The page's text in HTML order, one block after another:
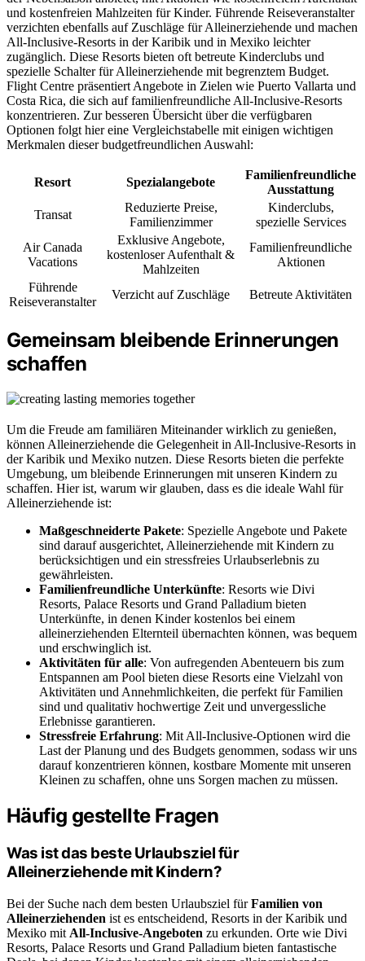
und kostenfreien Mahlzeiten für Kinder. Führende Reiseveranstalter
verzichten ebenfalls auf Zuschläge für Alleinerziehende und machen
All-Inclusive-Resorts in der Karibik und in Mexiko leichter
zugänglich. Diese Resorts bieten oft betreute Kinderclubs und
spezielle Schalter für Alleinerziehende mit begrenztem Budget.
Flight Centre präsentiert Angebote in Zielen wie Puerto Vallarta und
Costa Rica, die sich auf familienfreundliche All-Inclusive-Resorts
konzentrieren. Zur besseren Übersicht über die verfügbaren
Optionen folgt hier eine Vergleichstabelle mit einigen wichtigen
Merkmalen dieser budgetfreundlichen Auswahl:
Resort Spezialangebote
Familienfreundliche
Ausstattung
Transat
Reduzierte Preise,
Familienzimmer
Kinderclubs,
spezielle Services
Air Canada
Vacations
Exklusive Angebote,
kostenloser Aufenthalt &
Mahlzeiten
Familienfreundliche
Aktionen
Führende
Reiseveranstalter
Verzicht auf Zuschläge Betreute Aktivitäten
Gemeinsam bleibende Erinnerungen
schaffen
Um die Freude am familiären Miteinander wirklich zu genießen,
können Alleinerziehende die Gelegenheit in All-Inclusive-Resorts in
der Karibik und Mexiko nutzen. Diese Resorts bieten die perfekte
Umgebung, um bleibende Erinnerungen mit unseren Kindern zu
schaffen. Hier ist, warum wir glauben, dass es die ideale Wahl für
Alleinerziehende ist:
Maßgeschneiderte Pakete: Spezielle Angebote und Pakete
sind darauf ausgerichtet, Alleinerziehende mit Kindern zu
berücksichtigen und ein stressfreies Urlaubserlebnis zu
gewährleisten.
Familienfreundliche Unterkünfte: Resorts wie Divi
Resorts, Palace Resorts und Grand Palladium bieten
Unterkünfte, in denen Kinder kostenlos bei einem
alleinerziehenden Elternteil übernachten können, was bequem
und erschwinglich ist.
Aktivitäten für alle: Von aufregenden Abenteuern bis zum
Entspannen am Pool bieten diese Resorts eine Vielzahl von
Aktivitäten und Annehmlichkeiten, die perfekt für Familien
sind und qualitativ hochwertige Zeit und unvergessliche
Erlebnisse garantieren.
Stressfreie Erfahrung: Mit All-Inclusive-Optionen wird die
Last der Planung und des Budgets genommen, sodass wir uns
darauf konzentrieren können, kostbare Momente mit unseren
Kleinen zu schaffen, ohne uns Sorgen machen zu müssen.
Häufig gestellte Fragen
Was ist das beste Urlaubsziel für
Alleinerziehende mit Kindern?
Bei der Suche nach dem besten Urlaubsziel fürFamilien von
Alleinerziehenden ist es entscheidend, Resorts in der Karibik und
Mexiko mit All-Inclusive-Angeboten zu erkunden. Orte wie Divi
Resorts, Palace Resorts und Grand Palladium bieten fantastische